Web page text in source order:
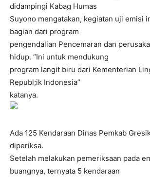
didampingi Kabag Humas
Suyono mengatakan, kegiatan uji emisi
bagian dari program
pengendalian Pencemaran dan
hidup. “Ini untuk mendukung
program langit biru dari Kementerian
Republ;ik Indonesia”
katanya.
Ada 125 Kendaraan Dinas Pemkab
diperiksa.
Setelah melakukan pemeriksaan pada
buangnya, ternyata 5 kendaraan